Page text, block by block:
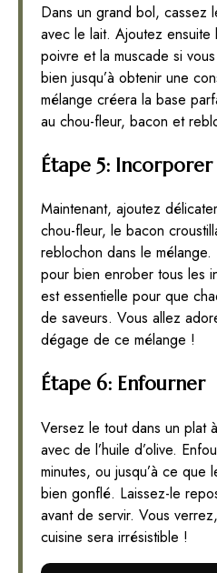
Dans un grand bol,
avec le lait. Ajoutez
poivre et la muscade si
bien jusqu’à obtenir une
mélange créera la base
au chou-fleur, bacon et
Étape 5:
Maintenant, ajoutez
chou-fleur, le bacon
reblochon dans le
pour bien enrober tous les
est essentielle pour que
de saveurs. Vous allez
dégage de ce mélange !
Étape 6: Enfourner
Versez le tout dans un plat
avec de l’huile d’olive.
minutes, ou jusqu’à ce que
bien gonflé. Laissez-le
avant de servir. Vous
cuisine sera irrésistible !